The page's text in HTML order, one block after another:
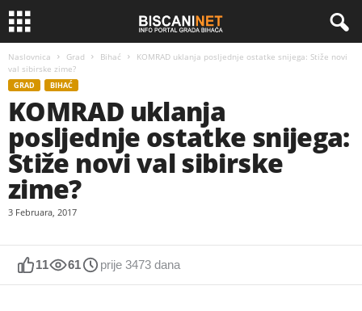
Naslovnica Grad Bihać
KOMRAD uklanja posljednje ostatke snijega: Stiže novi
val sibirske zime?
GRAD BIHAĆ
KOMRAD uklanja
posljednje ostatke snijega:
Stiže novi val sibirske
zime?
3 Februara, 2017
11 61 prije 3473 dana